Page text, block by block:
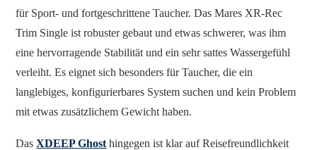
für Sport- und fortgeschrittene Taucher. Das Mares XR-Rec
Trim Single ist robuster gebaut und etwas schwerer, was ihm
eine hervorragende Stabilität und ein sehr sattes Wassergefühl
verleiht. Es eignet sich besonders für Taucher, die ein
langlebiges, konfigurierbares System suchen und kein Problem
mit etwas zusätzlichem Gewicht haben.
DasXDEEP Ghost hingegen ist klar auf Reisefreundlichkeit